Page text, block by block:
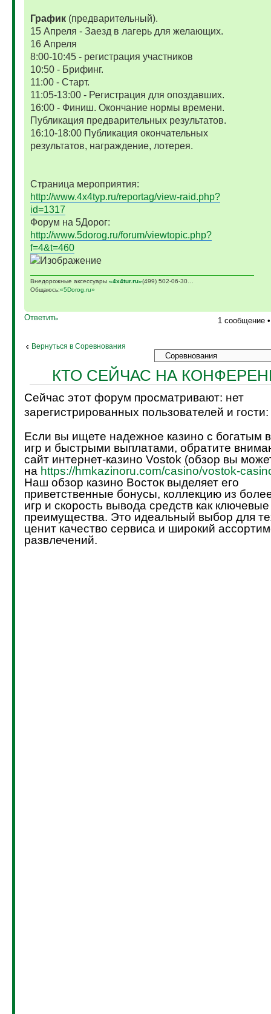
График(предварительный).
15 Апреля - Заезд в лагерь для желающих.
16 Апреля
8:00-10:45 - регистрация участников
10:50 - Брифинг.
11:00 - Старт.
11:05-13:00 - Регистрация для опоздавших.
16:00 - Финиш. Окончание нормы времени.
Публикация предварительных результатов.
16:10-18:00 Публикация окончательных
результатов, награждение, лотерея.
Страница мероприятия:
http://www.4x4typ.ru/reportag/view-raid.php?
id=1317
Форум на 5Дорог:
http://www.5dorog.ru/forum/viewtopic.php?
f=4&t=460
Внедорожные аксессуары «4х4tur.ru»(499) 502-06-30…
Общаюсь:«5Dorog.ru»
Ответить 1 сообщение
Вернуться в Соревнования
КТО СЕЙЧАС НА
Сейчас этот форум просматривают: нет
зарегистрированных пользователей и гости:
Если вы ищете надежное казино с богатым
игр и быстрыми выплатами, обратите
сайт интернет-казино Vostok (обзор вы
на https://hmkazinoru.com/casino/vostok-
Наш обзор казино Восток выделяет его
приветственные бонусы, коллекцию из
игр и скорость вывода средств как ключевые
преимущества. Это идеальный выбор для
ценит качество сервиса и широкий
развлечений.